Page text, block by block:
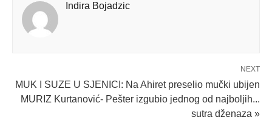
Indira Bojadzic
NEXT
MUK I SUZE U SJENICI: Na Ahiret preselio mučki ubijen
MURIZ Kurtanović- Pešter izgubio jednog od najboljih...
sutra dženaza »